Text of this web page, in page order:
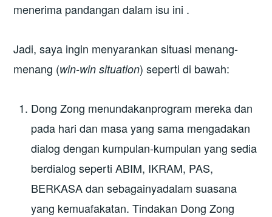
menerima pandangan dalam isu ini .
Jadi, saya ingin menyarankan situasi menang-
menang (win-win situation) seperti di bawah:
Dong Zong menundakanprogram mereka dan
pada hari dan masa yang sama mengadakan
dialog dengan kumpulan-kumpulan yang sedia
berdialog seperti ABIM, IKRAM, PAS,
BERKASA dan sebagainyadalam suasana
yang kemuafakatan. Tindakan Dong Zong